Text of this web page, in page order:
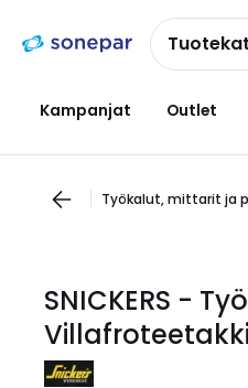
navigointiinsisältöön
Kampanjat Outlet
Työkalut, mittarit ja
SNICKERS -